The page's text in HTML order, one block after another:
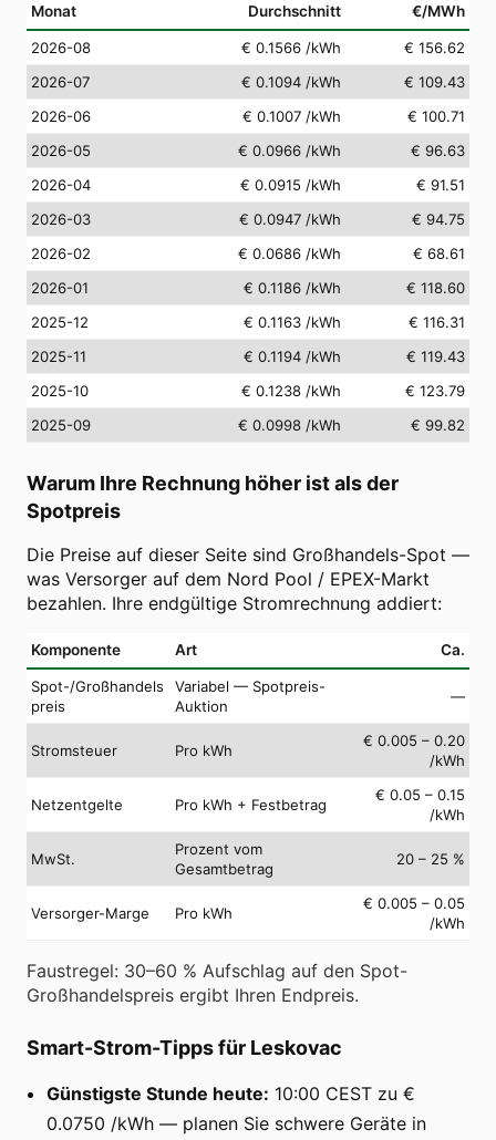
Monat Durchschnitt €/MWh
2026-08 € 0.1566 /kWh
€ 156.62
2026-07
€ 0.1094 /kWh
€ 109.43
2026-06
€ 0.1007 /kWh
€ 100.71
2026-05
€ 0.0966 /kWh
€ 96.63
2026-04
€ 0.0915 /kWh
€ 91.51
2026-03
€ 0.0947 /kWh
€ 94.75
2026-02
€ 0.0686 /kWh
€ 68.61
2026-01
€ 0.1186 /kWh
€ 118.60
2025-12
€ 0.1163 /kWh
€ 116.31
2025-11
€ 0.1194 /kWh
€ 119.43
2025-10
€ 0.1238 /kWh
€ 123.79
2025-09
€ 0.0998 /kWh € 99.82
Warum Ihre Rechnung höher ist als der
Spotpreis
Die Preise auf dieser Seite sind Großhandels-Spot —
was Versorger auf dem Nord Pool / EPEX-Markt
bezahlen. Ihre endgültige Stromrechnung addiert:
Komponente Art Ca.
Spot-/Großhandels
preis
Variabel — Spotpreis-
Auktion
—
Stromsteuer Pro kWh
€ 0.005 – 0.20
/kWh
Netzentgelte Pro kWh + Festbetrag
€ 0.05 – 0.15
/kWh
MwSt.
Prozent vom
Gesamtbetrag
20 – 25 %
Versorger-Marge Pro kWh
€ 0.005 – 0.05
/kWh
Faustregel: 30–60 % Aufschlag auf den Spot-
Großhandelspreis ergibt Ihren Endpreis.
Smart-Strom-Tipps für Leskovac
Günstigste Stunde heute: 10:00 CEST zu €
0.0750 /kWh — planen Sie schwere Geräte in